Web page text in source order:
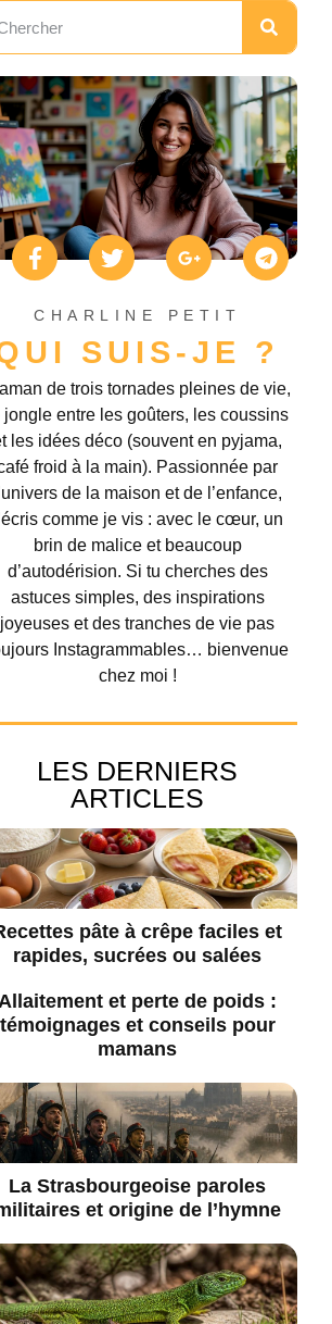
CHARLINE PETIT
SUIS-JE ?
de trois tornades pleines de vie,
jongle entre les goûters, les coussins
les idées déco (souvent en pyjama,
froid à la main). Passionnée par
de la maison et de l’enfance,
comme je vis : avec le cœur, un
brin de malice et beaucoup
d’autodérision. Si tu cherches des
astuces simples, des inspirations
joyeuses et des tranches de vie pas
Instagrammables… bienvenue
chez moi !
LES DERNIERS
ARTICLES
pâte à crêpe faciles et
rapides, sucrées ou salées
et perte de poids :
témoignages et conseils pour
mamans
La Strasbourgeoise paroles
et origine de l’hymne